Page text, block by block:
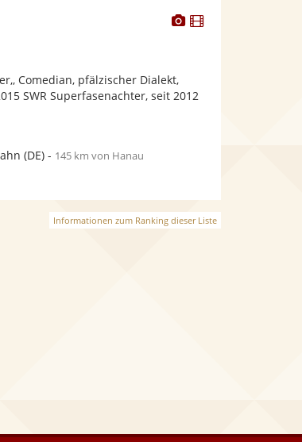
Dieser
bereit.
Dieser
Comedian, pfälzischer Dialekt,
SWR Superfasenachter, seit 2012
(DE)- 145 km von Hanau
Informationen zum Ranking dieser Liste